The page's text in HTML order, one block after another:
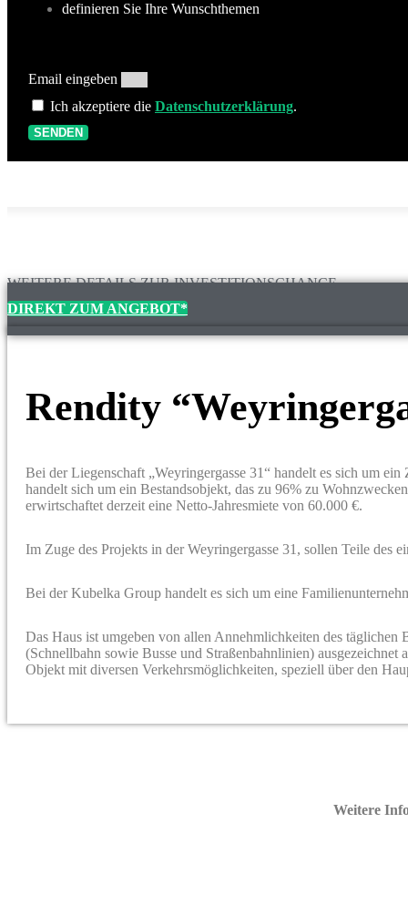
definieren Sie Ihre Wunschthemen
Email eingeben
Ich akzeptiere die Datenschutzerklärung.
SENDEN
WEITERE DETAILS ZUR INVESTITIONSCHANCE
DIREKT ZUM ANGEBOT*
Rendity
Bei der Liegenschaft „Weyringergasse 31“ handelt es sich um
handelt sich um ein Bestandsobjekt, das zu 96% zu
erwirtschaftet derzeit eine Netto-Jahresmiete von 60.000 €.
Im Zuge des Projekts in der Weyringergasse 31, sollen Teile des
Bei der Kubelka Group handelt es sich um eine
Das Haus ist umgeben von allen Annehmlichkeiten des
(Schnellbahn sowie Busse und Straßenbahnlinien)
Objekt mit diversen Verkehrsmöglichkeiten, speziell über den
Weitere